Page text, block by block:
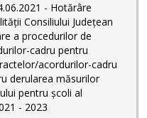
- Hotărâre
Consiliului Județean
a procedurilor de
cadru pentru
acordurilor-cadru
derularea măsurilor
pentru școli al
- 2023